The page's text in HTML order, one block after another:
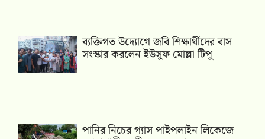
ব্যক্তিগত উদ্যোগে জবি শিক্ষার্থীদের বাস
সংস্কার করলেন ইউসুফ মোল্লা টিপু
পানির নিচের গ্যাস পাইপলাইন লিকেজে